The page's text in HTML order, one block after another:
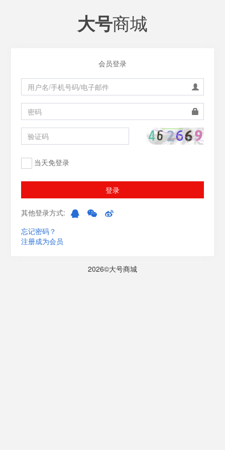
大号商城
会员登录
当天免登录
登录
其他登录方式:
忘记密码？
注册成为会员
2026©大号商城